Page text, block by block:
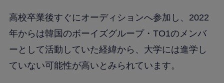
高校卒業後すぐにオーディションへ参加し、2022
年からは韓国のボーイズグループ・TO1のメンバ
ーとして活動していた経緯から、大学には進学し
ていない可能性が高いとみられています。